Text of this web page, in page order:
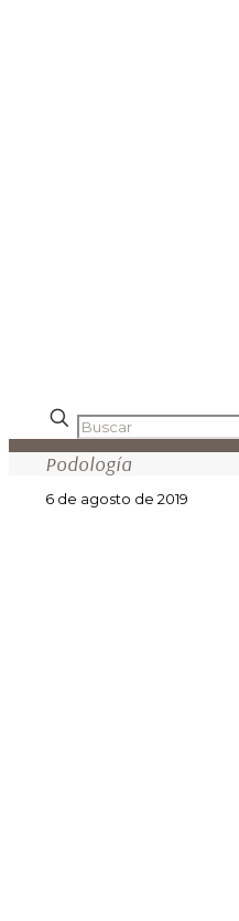
Podología
6 de agosto de 2019